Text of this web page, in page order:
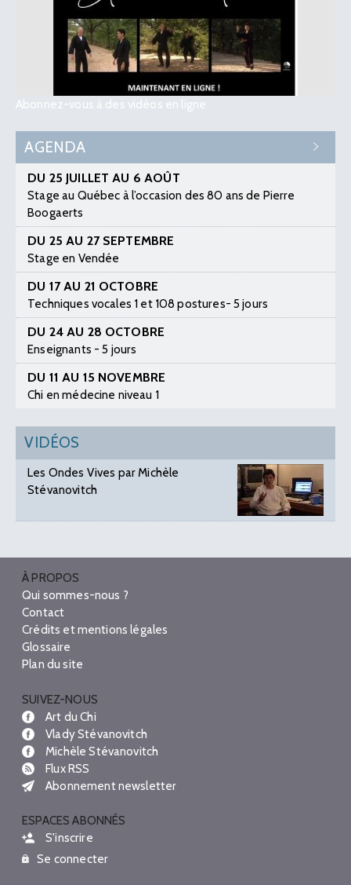
Abonnez-vous à des vidéos en ligne
AGENDA
DU 25 JUILLET AU 6 AOÛT
Stage au Québec à l’occasion des 80 ans de Pierre
Boogaerts
DU 25 AU 27 SEPTEMBRE
Stage en Vendée
DU 17 AU 21 OCTOBRE
Techniques vocales 1 et 108 postures- 5 jours
DU 24 AU 28 OCTOBRE
Enseignants - 5 jours
DU 11 AU 15 NOVEMBRE
Chi en médecine niveau 1
VIDÉOS
Les Ondes Vives par Michèle
Stévanovitch
À PROPOS
Qui sommes-nous ?
Contact
Crédits et mentions légales
Glossaire
Plan du site
SUIVEZ-NOUS
Art du Chi
Vlady Stévanovitch
Michèle Stévanovitch
Flux RSS
Abonnement newsletter
ESPACES ABONNÉS
S'inscrire
Se connecter